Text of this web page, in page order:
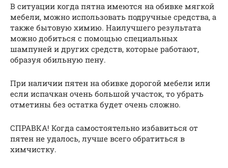
В ситуации когда пятна имеются на обивке мягкой
мебели, можно использовать подручные средства, а
также бытовую химию. Наилучшего результата
можно добиться с помощью специальных
шампуней и других средств, которые работают,
образуя обильную пену.
При наличии пятен на обивке дорогой мебели или
если испачкан очень большой участок, то убрать
отметины без остатка будет очень сложно.
СПРАВКА! Когда самостоятельно избавиться от
пятен не удалось, лучше всего обратиться в
химчистку.